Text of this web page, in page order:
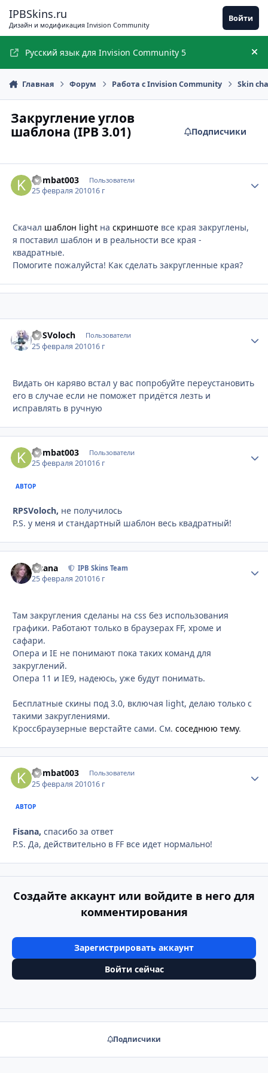
IPBSkins.ru
Дизайн и модификация Invision Community
Войти
Русский язык для Invision Community 5
Главная Форум Работа с Invision Community Skin
Закругление углов
шаблона (IPB 3.01)
Подписчики
kombat003 Пользователи
25 февраля 201016 г
Скачал шаблон light на скриншоте все края закруглены,
я поставил шаблон и в реальности все края -
квадратные.
Помогите пожалуйста! Как сделать закругленные края?
RPSVoloch Пользователи
25 февраля 201016 г
Видать он каряво встал у вас попробуйте переустановить
его в случае если не поможет придётся лезть и
исправлять в ручную
kombat003 Пользователи
25 февраля 201016 г
АВТОР
RPSVoloch, не получилось
P.S. у меня и стандартный шаблон весь квадратный!
Fisana IPB Skins Team
25 февраля 201016 г
Там закругления сделаны на css без использования
графики. Работают только в браузерах FF, хроме и
сафари.
Опера и IE не понимают пока таких команд для
закруглений.
Опера 11 и IE9, надеюсь, уже будут понимать.
Бесплатные скины под 3.0, включая light, делаю только с
такими закруглениями.
Кроссбраузерные верстайте сами. См. соседнюю тему.
kombat003 Пользователи
25 февраля 201016 г
АВТОР
Fisana, спасибо за ответ
P.S. Да, действительно в FF все идет нормально!
Создайте аккаунт или войдите в него для
комментирования
Зарегистрировать аккаунт
Войти сейчас
Подписчики